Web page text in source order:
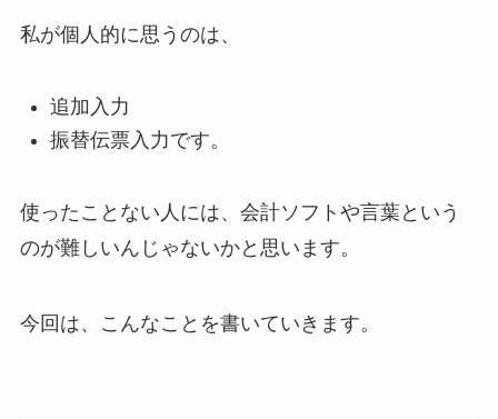
私が個人的に思うのは、
追加入力
振替伝票入力です。
使ったことない人には、会計ソフトや言葉という
のが難しいんじゃないかと思います。
今回は、こんなことを書いていきます。